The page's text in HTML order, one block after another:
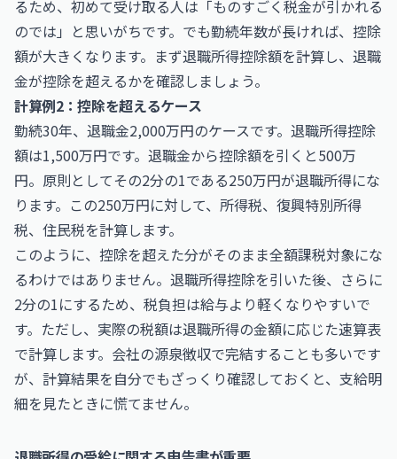
るため、初めて受け取る人は「ものすごく税金が引かれる
のでは」と思いがちです。でも勤続年数が長ければ、控除
額が大きくなります。まず退職所得控除額を計算し、退職
金が控除を超えるかを確認しましょう。
計算例2：控除を超えるケース
勤続30年、退職金2,000万円のケースです。退職所得控除
額は1,500万円です。退職金から控除額を引くと500万
円。原則としてその2分の1である250万円が退職所得にな
ります。この250万円に対して、所得税、復興特別所得
税、住民税を計算します。
このように、控除を超えた分がそのまま全額課税対象にな
るわけではありません。退職所得控除を引いた後、さらに
2分の1にするため、税負担は給与より軽くなりやすいで
す。ただし、実際の税額は退職所得の金額に応じた速算表
で計算します。会社の源泉徴収で完結することも多いです
が、計算結果を自分でもざっくり確認しておくと、支給明
細を見たときに慌てません。